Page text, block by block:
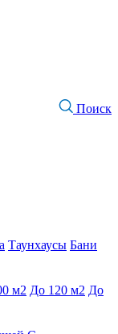
Поиск
Таунхаусы Бани
м2 До 120 м2 До